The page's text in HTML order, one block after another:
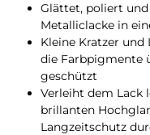
Glättet, poliert
Metalliclacke in
Kleine Kratzer
die Farbpigmente
geschützt
Verleiht dem Lack
brillanten
Langzeitschutz